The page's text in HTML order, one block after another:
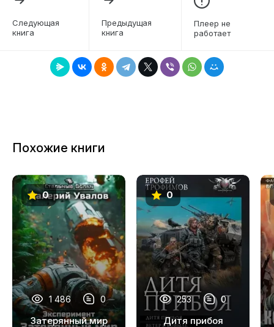
7
12
13
Следующая
книга
Предыдущая
книга
Плеер не
работает
Похожие книги
0
1 486 0
Затерянный мир
0
253 0
Дитя прибоя